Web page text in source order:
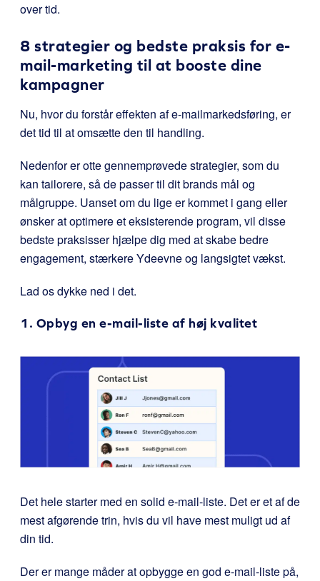
over tid.
8 strategier og bedste praksis for e-
mail-marketing til at booste dine
kampagner
Nu, hvor du forstår effekten af e-mailmarkedsføring, er
det tid til at omsætte den til handling.
Nedenfor er otte gennemprøvede strategier, som du
kan tailorere, så de passer til dit brands mål og
målgruppe. Uanset om du lige er kommet i gang eller
ønsker at optimere et eksisterende program, vil disse
bedste praksisser hjælpe dig med at skabe bedre
engagement, stærkere Ydeevne og langsigtet vækst.
Lad os dykke ned i det.
1. Opbyg en e-mail-liste af høj kvalitet
Det hele starter med en solid e-mail-liste. Det er et af de
mest afgørende trin, hvis du vil have mest muligt ud af
din tid.
Der er mange måder at opbygge en god e-mail-liste på,